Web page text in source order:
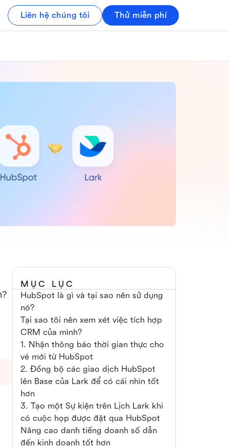
Liên hệ chúng tôi Thử miễn phí
MỤC LỤC
HubSpot là gì và tại sao nên sử dụng
nó?
Tại sao tôi nên xem xét việc tích hợp
CRM của mình?
1. Nhận thông báo thời gian thực cho
vé mới từ HubSpot
2. Đồng bộ các giao dịch HubSpot
lên Base của Lark để có cái nhìn tốt
hơn
3. Tạo một Sự kiện trên Lịch Lark khi
có cuộc họp được đặt qua HubSpot
Nâng cao danh tiếng doanh số dẫn
đến kinh doanh tốt hơn